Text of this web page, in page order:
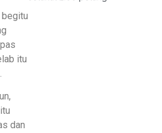
begitu
itu
dan